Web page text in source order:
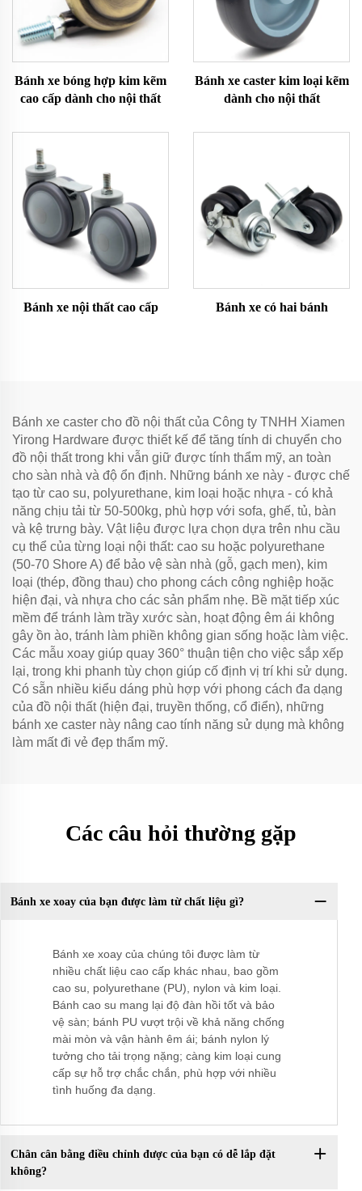
Bánh xe bóng hợp kim kẽm
cao cấp dành cho nội thất
Bánh xe caster kim loại kẽm
dành cho nội thất
Bánh xe nội thất cao cấp Bánh xe có hai bánh
Bánh xe caster cho đồ nội thất của Công ty TNHH Xiamen
Yirong Hardware được thiết kế để tăng tính di chuyển cho
đồ nội thất trong khi vẫn giữ được tính thẩm mỹ, an toàn
cho sàn nhà và độ ổn định. Những bánh xe này - được chế
tạo từ cao su, polyurethane, kim loại hoặc nhựa - có khả
năng chịu tải từ 50-500kg, phù hợp với sofa, ghế, tủ, bàn
và kệ trưng bày. Vật liệu được lựa chọn dựa trên nhu cầu
cụ thể của từng loại nội thất: cao su hoặc polyurethane
(50-70 Shore A) để bảo vệ sàn nhà (gỗ, gạch men), kim
loại (thép, đồng thau) cho phong cách công nghiệp hoặc
hiện đại, và nhựa cho các sản phẩm nhẹ. Bề mặt tiếp xúc
mềm để tránh làm trầy xước sàn, hoạt động êm ái không
gây ồn ào, tránh làm phiền không gian sống hoặc làm việc.
Các mẫu xoay giúp quay 360° thuận tiện cho việc sắp xếp
lại, trong khi phanh tùy chọn giúp cố định vị trí khi sử dụng.
Có sẵn nhiều kiểu dáng phù hợp với phong cách đa dạng
của đồ nội thất (hiện đại, truyền thống, cổ điển), những
bánh xe caster này nâng cao tính năng sử dụng mà không
làm mất đi vẻ đẹp thẩm mỹ.
Các câu hỏi thường gặp
Bánh xe xoay của bạn được làm từ chất liệu gì?
Bánh xe xoay của chúng tôi được làm từ
nhiều chất liệu cao cấp khác nhau, bao gồm
cao su, polyurethane (PU), nylon và kim loại.
Bánh cao su mang lại độ đàn hồi tốt và bảo
vệ sàn; bánh PU vượt trội về khả năng chống
mài mòn và vận hành êm ái; bánh nylon lý
tưởng cho tải trọng nặng; càng kim loại cung
cấp sự hỗ trợ chắc chắn, phù hợp với nhiều
tình huống đa dạng.
Chân cân bằng điều chỉnh được của bạn có dễ lắp đặt
không?